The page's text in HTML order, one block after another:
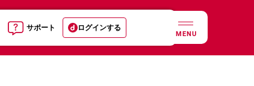
サポート ログインする
MENU